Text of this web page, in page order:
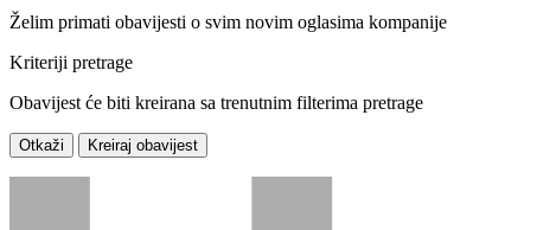
Želim primati obavijesti o svim novim oglasima kompanije
Kriteriji pretrage
Obavijest će biti kreirana sa trenutnim filterima pretrage
Otkaži Kreiraj obavijest